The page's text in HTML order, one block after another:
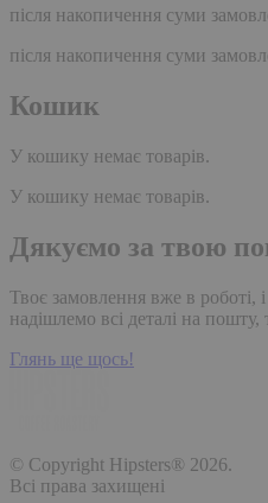
після накопичення суми
після накопичення суми
Кошик
У кошику немає товарів.
У кошику немає товарів.
Дякуємо за твою
Твоє замовлення вже в роботі,
надішлемо всі деталі на пошту,
Глянь ще щось!
© Copyright Hipsters® 2026.
Всі права захищені